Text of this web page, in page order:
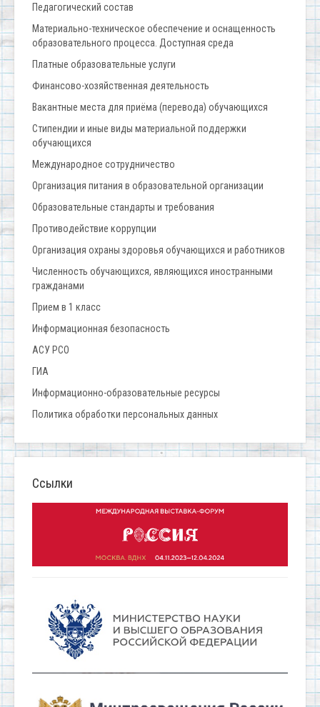
Педагогический состав
Материально-техническое обеспечение и оснащенность
образовательного процесса. Доступная среда
Платные образовательные услуги
Финансово-хозяйственная деятельность
Вакантные места для приёма (перевода) обучающихся
Стипендии и иные виды материальной поддержки
обучающихся
Международное сотрудничество
Организация питания в образовательной организации
Образовательные стандарты и требования
Противодействие коррупции
Организация охраны здоровья обучающихся и работников
Численность обучающихся, являющихся иностранными
гражданами
Прием в 1 класс
Информационная безопасность
АСУ РСО
ГИА
Информационно-образовательные ресурсы
Политика обработки персональных данных
Ссылки